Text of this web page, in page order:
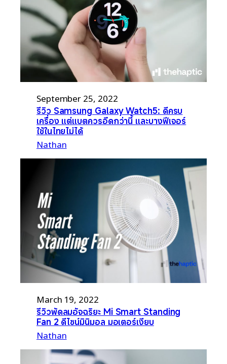
September 25, 2022
รีวิว Samsung Galaxy Watch5: ดีครบ
เครื่อง แต่แบตควรอึดกว่านี้ และบางฟีเจอร์
ใช้ในไทยไม่ได้
Nathan
March 19, 2022
รีวิวพัดลมอัจฉริยะ Mi Smart Standing
Fan 2 ดีไซน์มินิมอล มอเตอร์เงียบ
Nathan